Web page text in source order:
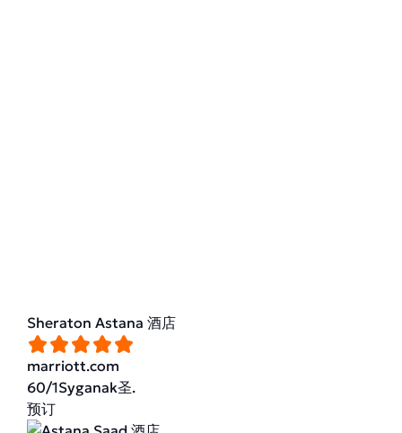
Sheraton Astana 酒店
marriott.com
60/1Syganak圣.
预订